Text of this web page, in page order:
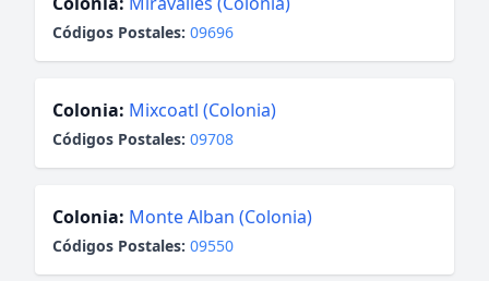
Códigos Postales: 09696
Colonia: Mixcoatl (Colonia)
Códigos Postales: 09708
Colonia: Monte Alban (Colonia)
Códigos Postales: 09550